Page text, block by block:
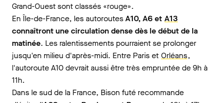
Grand-Ouest sont classés «rouge».
En Île-de-France, les autoroutesA10, A6 et A13
connaîtront une circulation dense dès le début de la
matinée. Les ralentissements pourraient se prolonger
jusqu'en milieu d'après-midi. Entre Paris et Orléans,
l'autoroute A10 devrait aussi être très empruntée de 9h à
11h.
Dans le sud de la France, Bison futé recommande